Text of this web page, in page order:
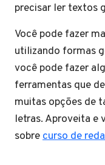
precisar ler textos
Você pode fazer
utilizando formas
você pode fazer
ferramentas que
muitas opções de
letras. Aproveita e
sobrecurso de